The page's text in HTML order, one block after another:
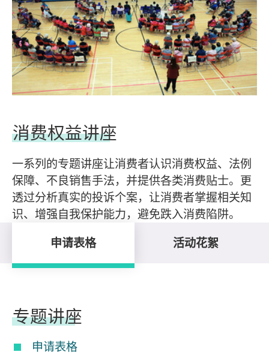
消费权益讲座
一系列的专题讲座让消费者认识消费权益、法例
保障、不良销售手法，并提供各类消费贴士。更
透过分析真实的投诉个案，让消费者掌握相关知
识、增强自我保护能力，避免跌入消费陷阱。
申请表格
活动花絮
专题讲座
申请表格